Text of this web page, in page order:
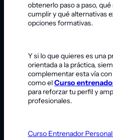
obtenerlo paso a paso,
cumplir y qué alternativas
opciones formativas.
Y si lo que quieres es una
orientada a la práctica,
complementar esta vía
como elCurso
para reforzar tu perfil y
profesionales.
Curso Entrenador